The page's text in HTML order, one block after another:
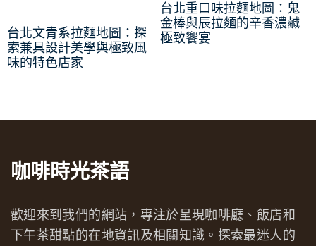
台北文青系拉麵地圖：探
索兼具設計美學與極致風
味的特色店家
台北重口味拉麵地圖：鬼
金棒與辰拉麵的辛香濃鹹
極致饗宴
咖啡時光茶語
歡迎來到我們的網站，專注於呈現咖啡廳、飯店和
下午茶甜點的在地資訊及相關知識。探索最迷人的